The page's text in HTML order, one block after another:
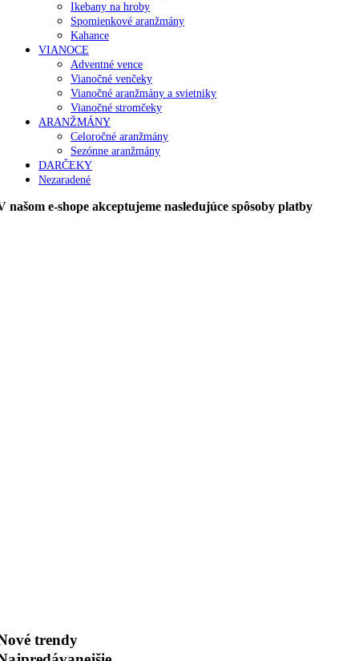
Ikebany na hroby
Spomienkové aranžmány
Kahance
VIANOCE
Adventné vence
Vianočné venčeky
Vianočné aranžmány a svietniky
Vianočné stromčeky
ARANŽMÁNY
Celoročné aranžmány
Sezónne aranžmány
DARČEKY
Nezaradené
našom e-shope akceptujeme nasledujúce spôsoby platby
trendy